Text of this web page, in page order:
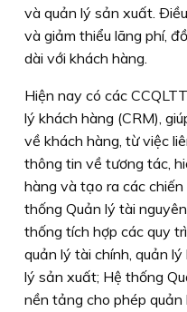
và quản lý sản xuất.
và giảm thiểu lãng phí,
dài với khách hàng.
Hiện nay có các
lý khách hàng (CRM),
về khách hàng, từ việc
thông tin về tương tác,
hàng và tạo ra các
thống Quản lý tài
thống tích hợp các quy
quản lý tài chính, quản
lý sản xuất; Hệ thống
nền tảng cho phép